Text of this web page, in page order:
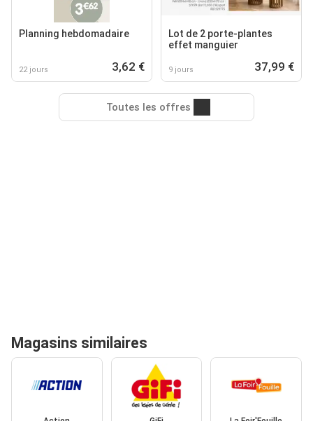
Planning hebdomadaire
22 jours 3,62 €
Lot de 2 porte-plantes
effet manguier
9 jours 37,99 €
Toutes les offres
Magasins similaires